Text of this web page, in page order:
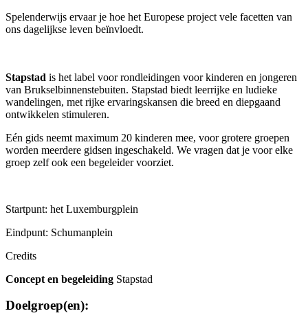
Spelenderwijs ervaar je hoe het Europese project vele facetten van
ons dagelijkse leven beïnvloedt.
Stapstad is het label voor rondleidingen voor kinderen en jongeren
van Brukselbinnenstebuiten. Stapstad biedt leerrijke en ludieke
wandelingen, met rijke ervaringskansen die breed en diepgaand
ontwikkelen stimuleren.
Eén gids neemt maximum 20 kinderen mee, voor grotere groepen
worden meerdere gidsen ingeschakeld. We vragen dat je voor elke
groep zelf ook een begeleider voorziet.
Startpunt: het Luxemburgplein
Eindpunt: Schumanplein
Credits
Concept en begeleiding Stapstad
Doelgroep(en):